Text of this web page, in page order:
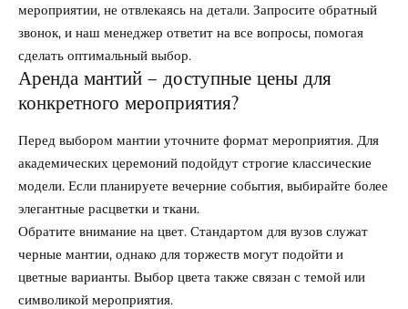
мероприятии, не отвлекаясь на детали. Запросите обратный
звонок, и наш менеджер ответит на все вопросы, помогая
сделать оптимальный выбор.
Аренда мантий – доступные цены для
конкретного мероприятия?
Перед выбором мантии уточните формат мероприятия. Для
академических церемоний подойдут строгие классические
модели. Если планируете вечерние события, выбирайте более
элегантные расцветки и ткани.
Обратите внимание на цвет. Стандартом для вузов служат
черные мантии, однако для торжеств могут подойти и
цветные варианты. Выбор цвета также связан с темой или
символикой мероприятия.